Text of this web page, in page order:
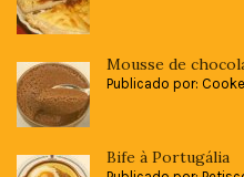
Mousse de
Publicado por:
Bife à Portugália